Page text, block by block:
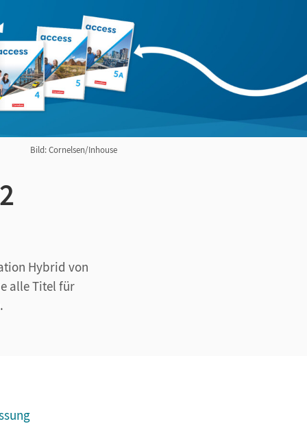
Bild: Cornelsen/Inhouse
Hybrid von
alle Titel für